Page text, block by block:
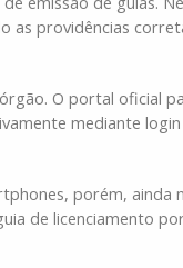
as providências
O portal oficial
mediante
porém, ainda
de licenciamento